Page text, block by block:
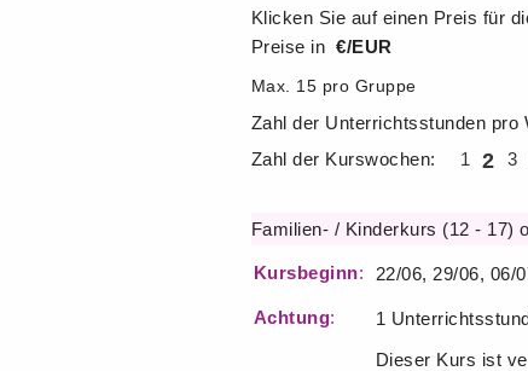
Klicken Sie auf einen Preis für
Preise in €/EUR
Max. 15 pro Gruppe
Zahl der Unterrichtsstunden pro
Zahl der Kurswochen: 1 2 3
Familien- / Kinderkurs (12 - 17)
Kursbeginn: 22/06, 29/06, 06/
Achtung:
1
Dieser Kurs ist